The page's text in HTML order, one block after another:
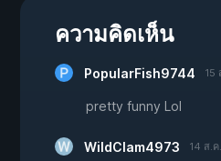
ความคิดเห็น
PopularFish9744 15
pretty funny Lol
WildClam4973 14 ส.ค.